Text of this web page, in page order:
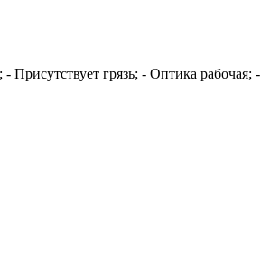
Присутствует грязь; - Оптика рабочая; -